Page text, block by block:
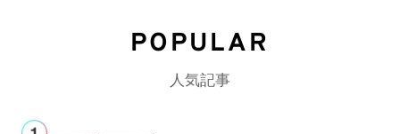
POPULAR
人気記事